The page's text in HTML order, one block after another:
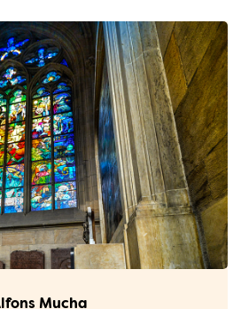
raakte steeds meer
het keizerlijke hof in Wenen
vond. Juist in die periode
dat het oude Praag
worden in een moderne 19e-
korte tijd werd er zo
in de Style Secese, dat
beroemen een van de
steden van Europa te zijn.
Mucha